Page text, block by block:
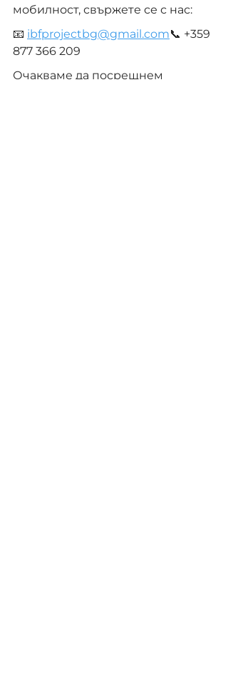
мобилност, свържете се с нас:
📧 ibfprojectbg@gmail.com📞 +359
877 366 209
Очакваме да посрещнем